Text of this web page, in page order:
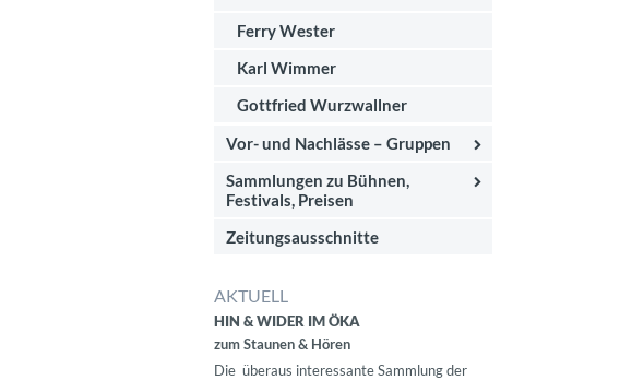
Ferry Wester
Karl Wimmer
Gottfried Wurzwallner
Vor- und Nachlässe – Gruppen
Sammlungen zu Bühnen,
Festivals, Preisen
Zeitungsausschnitte
AKTUELL
HIN & WIDER IM ÖKA
zum Staunen & Hören
Die überaus interessante Sammlung der